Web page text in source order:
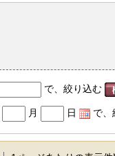
で、絞り込む
月 日 で